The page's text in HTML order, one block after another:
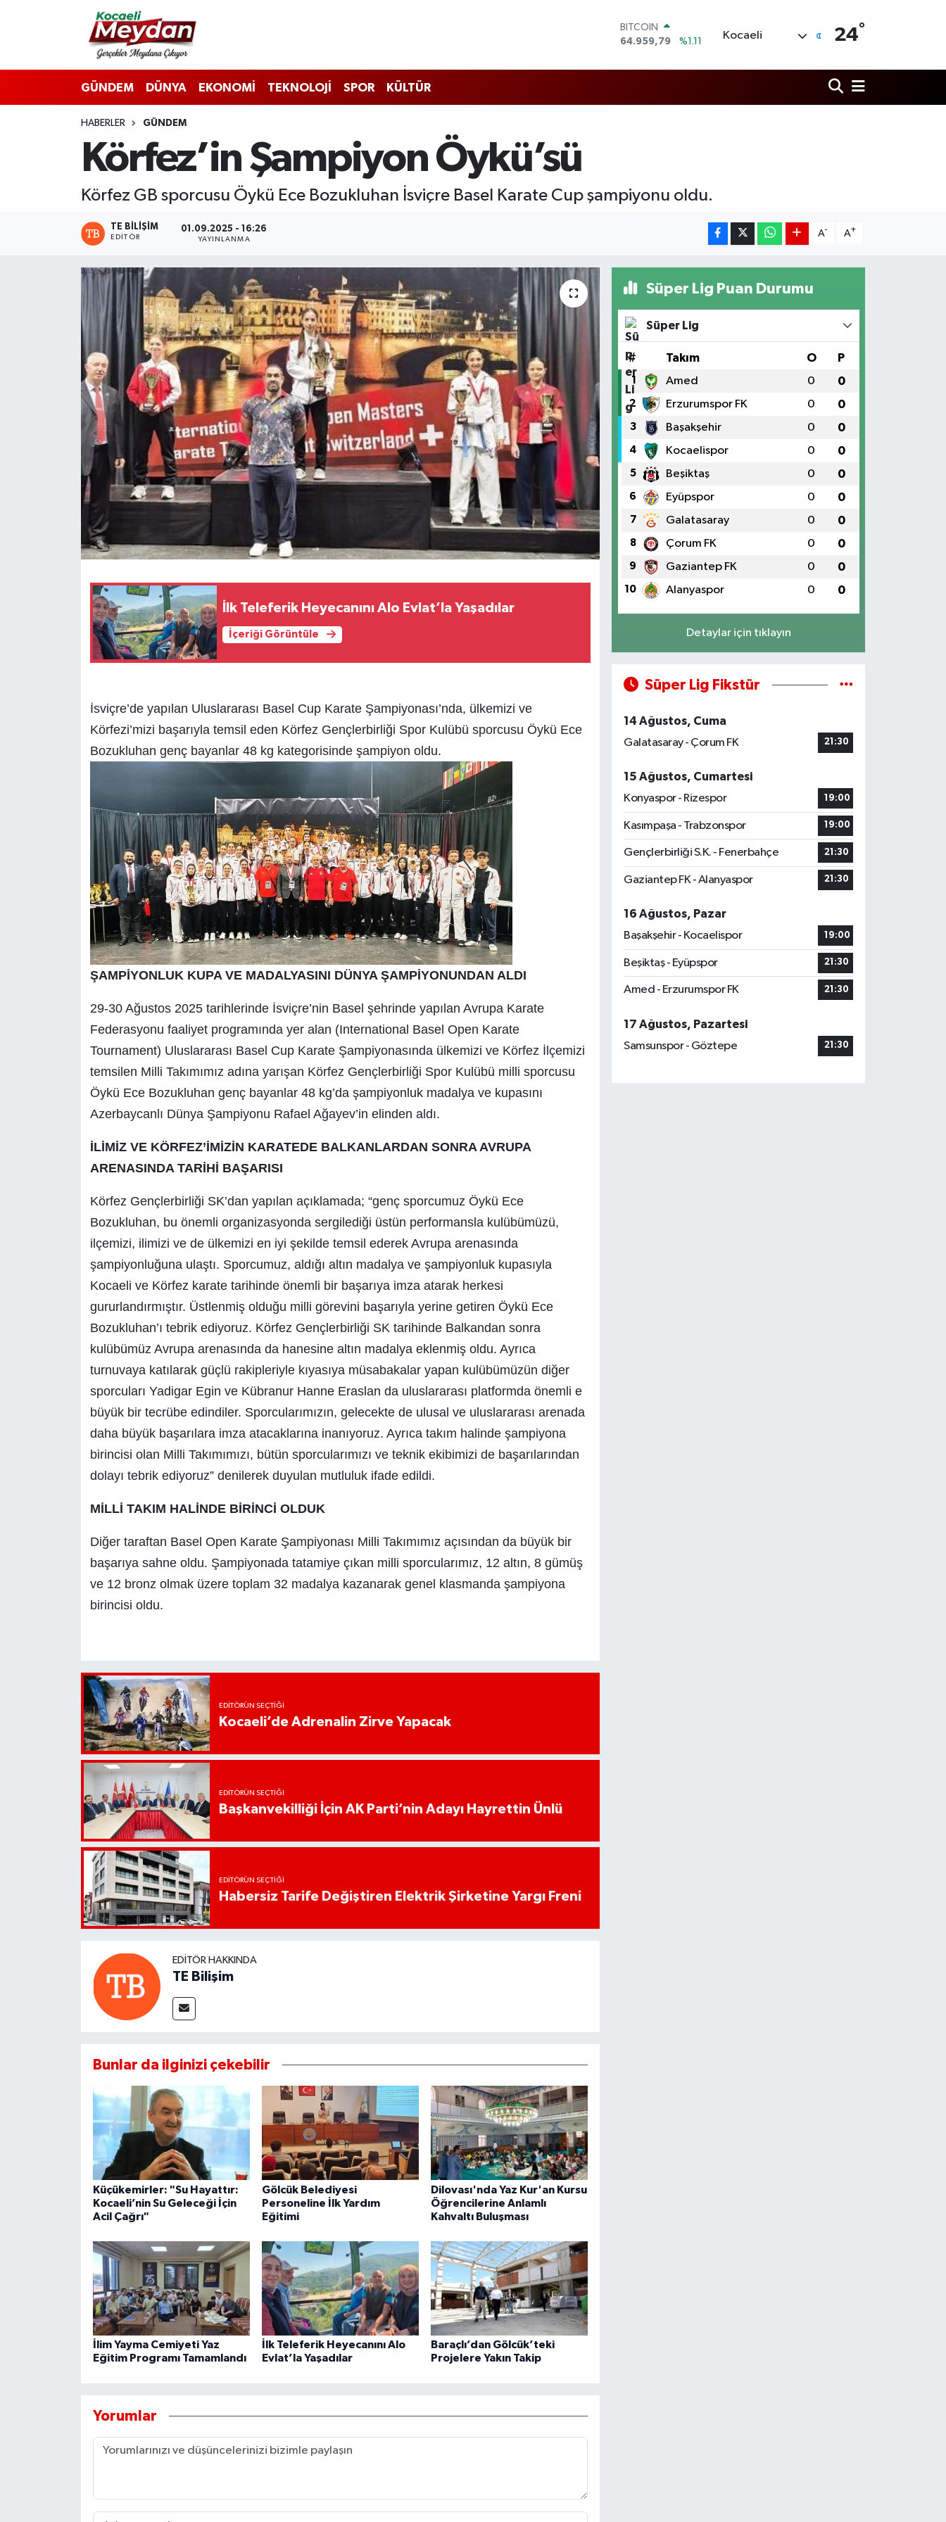
64.959,79
DOLAR
EURO
Kocaeli 24°
GÜNDEM DÜNYA EKONOMİ TEKNOLOJİ SPOR KÜLTÜR
HABERLER GÜNDEM
Körfez’in Şampiyon Öykü’sü
Körfez GB sporcusu Öykü Ece Bozukluhan İsviçre Basel Karate Cup şampiyonu oldu.
TE BILIŞIM
EDITÖR
01.09.2025 - 16:26
YAYINLANMA
A- A+
İlk Teleferik Heyecanını Alo Evlat’la Yaşadılar
İçeriği Görüntüle
İsviçre’de yapılan Uluslararası Basel Cup Karate Şampiyonası’nda, ülkemizi ve
Körfezi’mizi başarıyla temsil eden Körfez Gençlerbirliği Spor Kulübü sporcusu Öykü Ece
Bozukluhan genç bayanlar 48 kg kategorisinde şampiyon oldu.
ŞAMPİYONLUK KUPA VE MADALYASINI DÜNYA ŞAMPİYONUNDAN ALDI
29-30 Ağustos 2025 tarihlerinde İsviçre’nin Basel şehrinde yapılan Avrupa Karate
Federasyonu faaliyet programında yer alan (International Basel Open Karate
Tournament) Uluslararası Basel Cup Karate Şampiyonasında ülkemizi ve Körfez İlçemizi
temsilen Milli Takımımız adına yarışan Körfez Gençlerbirliği Spor Kulübü milli sporcusu
Öykü Ece Bozukluhan genç bayanlar 48 kg’da şampiyonluk madalya ve kupasını
Azerbaycanlı Dünya Şampiyonu Rafael Ağayev’in elinden aldı.
İLİMİZ VE KÖRFEZ’İMİZİN KARATEDE BALKANLARDAN SONRA AVRUPA
ARENASINDA TARİHİ BAŞARISI
Körfez Gençlerbirliği SK’dan yapılan açıklamada; “genç sporcumuz Öykü Ece
Bozukluhan, bu önemli organizasyonda sergilediği üstün performansla kulübümüzü,
ilçemizi, ilimizi ve de ülkemizi en iyi şekilde temsil ederek Avrupa arenasında
şampiyonluğuna ulaştı. Sporcumuz, aldığı altın madalya ve şampiyonluk kupasıyla
Kocaeli ve Körfez karate tarihinde önemli bir başarıya imza atarak herkesi
gururlandırmıştır. Üstlenmiş olduğu milli görevini başarıyla yerine getiren Öykü Ece
Bozukluhan’ı tebrik ediyoruz. Körfez Gençlerbirliği SK tarihinde Balkandan sonra
kulübümüz Avrupa arenasında da hanesine altın madalya eklenmiş oldu. Ayrıca
turnuvaya katılarak güçlü rakipleriyle kıyasıya müsabakalar yapan kulübümüzün diğer
sporcuları Yadigar Egin ve Kübranur Hanne Eraslan da uluslararası platformda önemli e
büyük bir tecrübe edindiler. Sporcularımızın, gelecekte de ulusal ve uluslararası arenada
daha büyük başarılara imza atacaklarına inanıyoruz. Ayrıca takım halinde şampiyona
birincisi olan Milli Takımımızı, bütün sporcularımızı ve teknik ekibimizi de başarılarından
dolayı tebrik ediyoruz” denilerek duyulan mutluluk ifade edildi.
MİLLİ TAKIM HALİNDE BİRİNCİ OLDUK
Diğer taraftan Basel Open Karate Şampiyonası Milli Takımımız açısından da büyük bir
başarıya sahne oldu. Şampiyonada tatamiye çıkan milli sporcularımız, 12 altın, 8 gümüş
ve 12 bronz olmak üzere toplam 32 madalya kazanarak genel klasmanda şampiyona
birincisi oldu.
EDITÖRÜN SEÇTIĞI
Kocaeli’de Adrenalin Zirve Yapacak
EDITÖRÜN SEÇTIĞI
Başkanvekilliği İçin AK Parti’nin Adayı Hayrettin Ünlü
EDITÖRÜN SEÇTIĞI
Habersiz Tarife Değiştiren Elektrik Şirketine Yargı Freni
EDITÖR HAKKINDA
TE Bilişim
Bunlar da ilginizi çekebilir
Küçükemirler: "Su Hayattır:
Kocaeli’nin Su Geleceği İçin
Acil Çağrı"
Gölcük Belediyesi
Personeline İlk Yardım
Eğitimi
Dilovası'nda Yaz Kur'an Kursu
Öğrencilerine Anlamlı
Kahvaltı Buluşması
İlim Yayma Cemiyeti Yaz
Eğitim Programı Tamamlandı
İlk Teleferik Heyecanını Alo
Evlat’la Yaşadılar
Baraçlı’dan Gölcük’teki
Projelere Yakın Takip
Yorumlar
Süper Lig Puan Durumu
Süper Lig
# Takım O P
1 Amed 0 0
2 Erzurumspor FK 0 0
3 Başakşehir 0 0
4 Kocaelispor 0 0
5 Beşiktaş 0 0
6 Eyüpspor 0 0
7 Galatasaray 0 0
8 Çorum FK 0 0
9 Gaziantep FK 0 0
10 Alanyaspor 0 0
Detaylar için tıklayın
Süper Lig Fikstür
14 Ağustos, Cuma
Galatasaray - Çorum FK
21:30
15 Ağustos, Cumartesi
Konyaspor - Rizespor
19:00
Kasımpaşa - Trabzonspor 19:00
Gençlerbirliği S.K. - Fenerbahçe 21:30
Gaziantep FK - Alanyaspor 21:30
16 Ağustos, Pazar
Başakşehir - Kocaelispor
19:00
Beşiktaş - Eyüpspor 21:30
Amed - Erzurumspor FK 21:30
17 Ağustos, Pazartesi
Samsunspor - Göztepe
21:30
Nöbetçi Eczaneler
Hava Durumu
Trafik Durumu
Süper Lig Puan Durumu ve Fikstür
Tüm Manşetler
Son Dakika Haberleri
Haber Arşivi